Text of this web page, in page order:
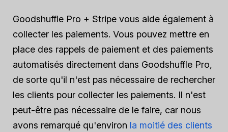
Goodshuffle Pro + Stripe vous aide également à
collecter les paiements. Vous pouvez mettre en
place des rappels de paiement et des paiements
automatisés directement dans Goodshuffle Pro,
de sorte qu'il n'est pas nécessaire de rechercher
les clients pour collecter les paiements. Il n'est
peut-être pas nécessaire de le faire, car nous
avons remarqué qu'environ la moitié des clients